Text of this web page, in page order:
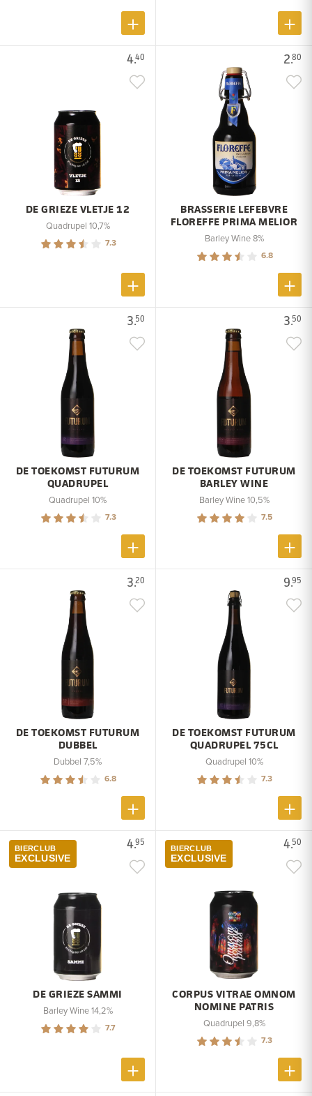
4.40
DE GRIEZE VLETJE 12
Quadrupel 10,7%
7.3
2.80
BRASSERIE LEFEBVRE
FLOREFFE PRIMA MELIOR
Barley Wine 8%
6.8
3.50
DE TOEKOMST FUTURUM
QUADRUPEL
Quadrupel 10%
7.3
3.50
DE TOEKOMST FUTURUM
BARLEY WINE
Barley Wine 10,5%
7.5
3.20
DE TOEKOMST FUTURUM
DUBBEL
Dubbel 7,5%
6.8
9.95
DE TOEKOMST FUTURUM
QUADRUPEL 75CL
Quadrupel 10%
7.3
4.95
BIERCLUB
EXCLUSIVE
DE GRIEZE SAMMI
Barley Wine 14,2%
7.7
4.50
BIERCLUB
EXCLUSIVE
CORPUS VITRAE OMNOM
NOMINE PATRIS
Quadrupel 9,8%
7.3